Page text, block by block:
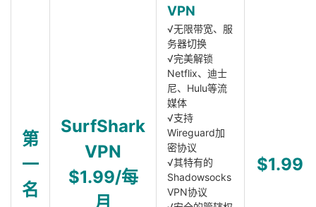
第
一
名
SurfShark
VPN
$1.99/每
月
VPN
√无限带宽、服
务器切换
√完美解锁
Netflix、迪士
尼、Hulu等流
媒体
√支持
Wireguard加
密协议
√其特有的
Shadowsocks
VPN协议
$1.99